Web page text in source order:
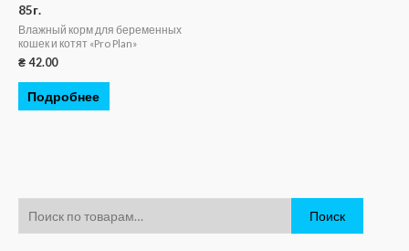
Поиск
85г.
Влажный корм для беременных
кошек и котят «Pro Plan»
₴ 42.00
Подробнее